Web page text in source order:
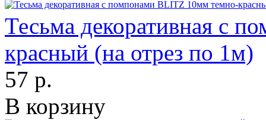
Тесьма декоративная с
красный (на отрез по 1м)
57 р.
В корзину